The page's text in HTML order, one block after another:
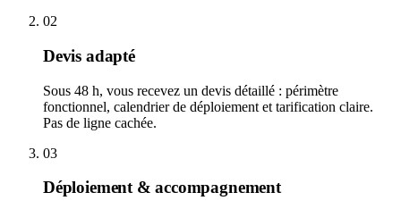
02
Devis adapté
Sous 48 h, vous recevez un devis détaillé : périmètre
fonctionnel, calendrier de déploiement et tarification claire.
Pas de ligne cachée.
03
Déploiement & accompagnement